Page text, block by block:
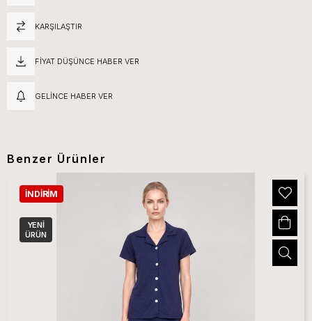
KARŞILAŞTIR
FIYAT DÜŞÜNCE HABER VER
GELINCE HABER VER
Benzer Ürünler
İNDIRIM
YENI
ÜRÜN